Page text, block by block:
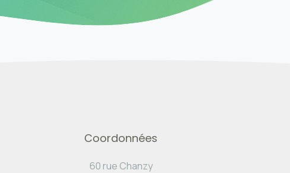
Coordonnées
60 rue Chanzy